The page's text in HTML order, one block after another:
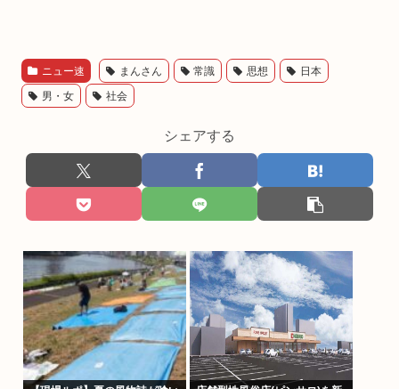
ニュー速 まんさん 常識 思想 日本
男・女 社会
シェアする